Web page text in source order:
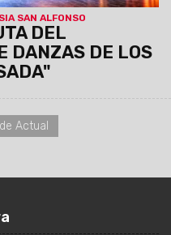
SAN ALFONSO
DEL
DANZAS DE LOS
Actual